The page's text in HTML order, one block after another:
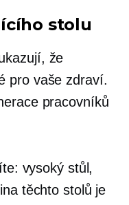
stolu
že
pro vaše zdraví.
pracovníků
vysoký stůl,
těchto stolů je